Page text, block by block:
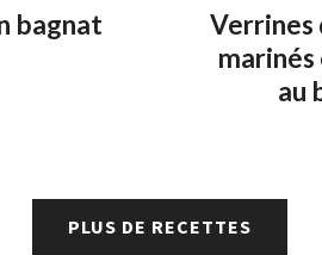
bagnat
Verrines
au
PLUS DE RECETTES